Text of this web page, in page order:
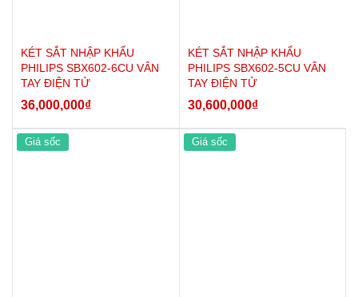
KÉT SẮT NHẬP KHẨU
PHILIPS SBX602-6CU VÂN
TAY ĐIỆN TỬ
36,000,000₫
KÉT SẮT NHẬP KHẨU
PHILIPS SBX602-5CU VÂN
TAY ĐIỆN TỬ
30,600,000₫
Giá sốc Giá sốc